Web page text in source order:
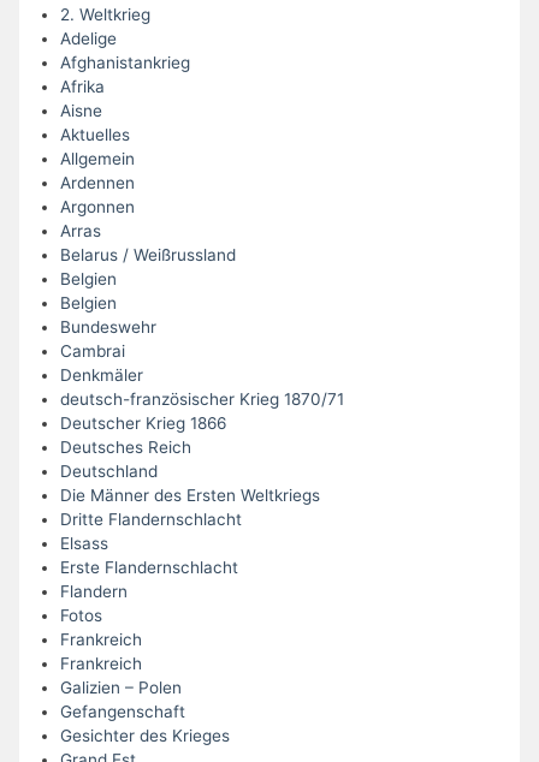
2. Weltkrieg
Adelige
Afghanistankrieg
Afrika
Aisne
Aktuelles
Allgemein
Ardennen
Argonnen
Arras
Belarus / Weißrussland
Belgien
Belgien
Bundeswehr
Cambrai
Denkmäler
deutsch-französischer Krieg 1870/71
Deutscher Krieg 1866
Deutsches Reich
Deutschland
Die Männer des Ersten Weltkriegs
Dritte Flandernschlacht
Elsass
Erste Flandernschlacht
Flandern
Fotos
Frankreich
Frankreich
Galizien – Polen
Gefangenschaft
Gesichter des Krieges